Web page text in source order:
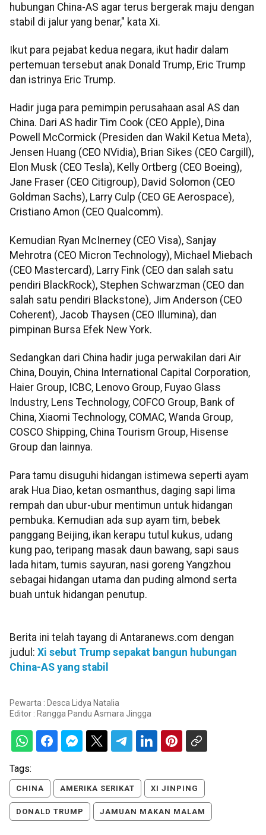
hubungan China-AS agar terus bergerak maju dengan
stabil di jalur yang benar," kata Xi.
Ikut para pejabat kedua negara, ikut hadir dalam
pertemuan tersebut anak Donald Trump, Eric Trump
dan istrinya Eric Trump.
Hadir juga para pemimpin perusahaan asal AS dan
China. Dari AS hadir Tim Cook (CEO Apple), Dina
Powell McCormick (Presiden dan Wakil Ketua Meta),
Jensen Huang (CEO NVidia), Brian Sikes (CEO Cargill),
Elon Musk (CEO Tesla), Kelly Ortberg (CEO Boeing),
Jane Fraser (CEO Citigroup), David Solomon (CEO
Goldman Sachs), Larry Culp (CEO GE Aerospace),
Cristiano Amon (CEO Qualcomm).
Kemudian Ryan McInerney (CEO Visa), Sanjay
Mehrotra (CEO Micron Technology), Michael Miebach
(CEO Mastercard), Larry Fink (CEO dan salah satu
pendiri BlackRock), Stephen Schwarzman (CEO dan
salah satu pendiri Blackstone), Jim Anderson (CEO
Coherent), Jacob Thaysen (CEO Illumina), dan
pimpinan Bursa Efek New York.
Sedangkan dari China hadir juga perwakilan dari Air
China, Douyin, China International Capital Corporation,
Haier Group, ICBC, Lenovo Group, Fuyao Glass
Industry, Lens Technology, COFCO Group, Bank of
China, Xiaomi Technology, COMAC, Wanda Group,
COSCO Shipping, China Tourism Group, Hisense
Group dan lainnya.
Para tamu disuguhi hidangan istimewa seperti ayam
arak Hua Diao, ketan osmanthus, daging sapi lima
rempah dan ubur-ubur mentimun untuk hidangan
pembuka. Kemudian ada sup ayam tim, bebek
panggang Beijing, ikan kerapu tutul kukus, udang
kung pao, teripang masak daun bawang, sapi saus
lada hitam, tumis sayuran, nasi goreng Yangzhou
sebagai hidangan utama dan puding almond serta
buah untuk hidangan penutup.
Berita ini telah tayang di Antaranews.com dengan
judul: Xi sebut Trump sepakat bangun hubungan
China-AS yang stabil
Pewarta : Desca Lidya Natalia
Editor : Rangga Pandu Asmara Jingga
Tags:
CHINA AMERIKA SERIKAT XI JINPING
DONALD TRUMP JAMUAN MAKAN MALAM